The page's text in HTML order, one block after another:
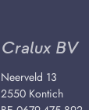
Cralux BV
Neerveld 13
2550 Kontich